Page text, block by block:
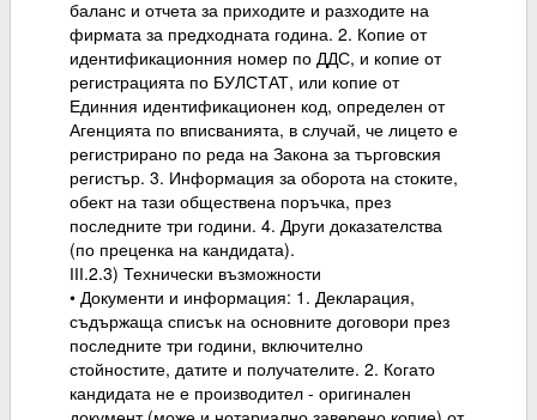
баланс и отчета за приходите и разходите на
фирмата за предходната година. 2. Копие от
идентификационния номер по ДДС, и копие от
регистрацията по БУЛСТАТ, или копие от
Единния идентификационен код, определен от
Агенцията по вписванията, в случай, че лицето е
регистрирано по реда на Закона за търговския
регистър. 3. Информация за оборота на стоките,
обект на тази обществена поръчка, през
последните три години. 4. Други доказателства
(по преценка на кандидата).
ІІІ.2.3) Технически възможности
• Документи и информация: 1. Декларация,
съдържаща списък на основните договори през
последните три години, включително
стойностите, датите и получателите. 2. Когато
кандидата не е производител - оригинален